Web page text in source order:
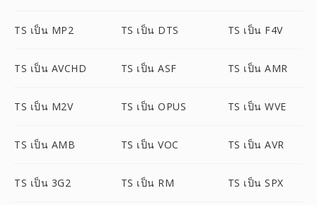
TS เป็น MP2 TS เป็น DTS TS เป็น F4V
TS เป็น AVCHD TS เป็น ASF TS เป็น AMR
TS เป็น M2V TS เป็น OPUS TS เป็น WVE
TS เป็น AMB TS เป็น VOC TS เป็น AVR
TS เป็น 3G2 TS เป็น RM TS เป็น SPX